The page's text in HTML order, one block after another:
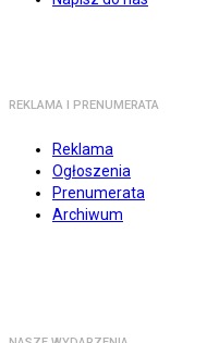
REKLAMA I PRENUMERATA
Reklama
Ogłoszenia
Prenumerata
Archiwum